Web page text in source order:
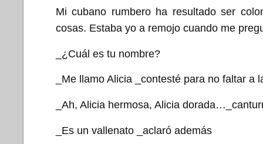
Mi cubano rumbero ha resultado ser
cosas. Estaba yo a remojo cuando me
_¿Cuál es tu nombre?
_Me llamo Alicia _contesté para no faltar a
_Ah, Alicia hermosa, Alicia
_Es un vallenato _aclaró además